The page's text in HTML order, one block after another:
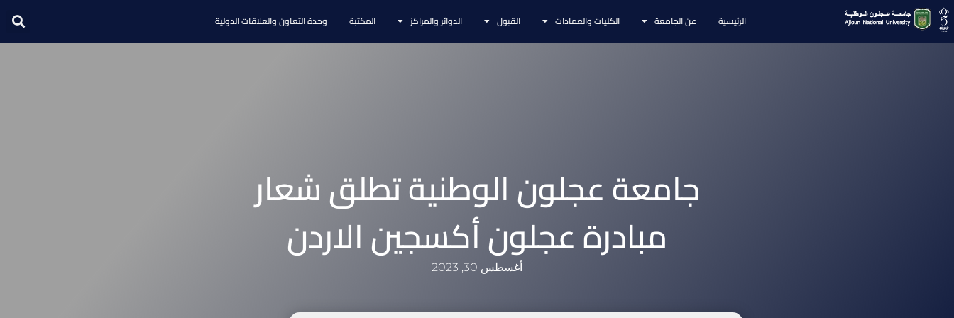
الرئيسية عن الجامعة الكليات والعمادات القبول الدوائر والمراكز المكتبة وحدة التعاون والعلاقات الدولية
جامعة عجلون الوطنية تطلق شعار
مبادرة عجلون أكسجين الاردن
أغسطس 30, 2023